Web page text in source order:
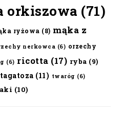
orkiszowa (71)
ryżowa (8) mąka z
nerkowca (6) orzechy
(6) ricotta (17) ryba (9)
tagatoza (11) twaróg (6)
(10)